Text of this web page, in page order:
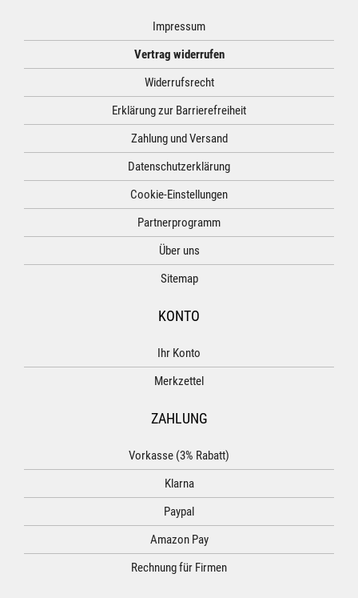
Impressum
Vertrag widerrufen
Widerrufsrecht
Erklärung zur Barrierefreiheit
Zahlung und Versand
Datenschutzerklärung
Cookie-Einstellungen
Partnerprogramm
Über uns
Sitemap
KONTO
Ihr Konto
Merkzettel
ZAHLUNG
Vorkasse (3% Rabatt)
Klarna
Paypal
Amazon Pay
Rechnung für Firmen